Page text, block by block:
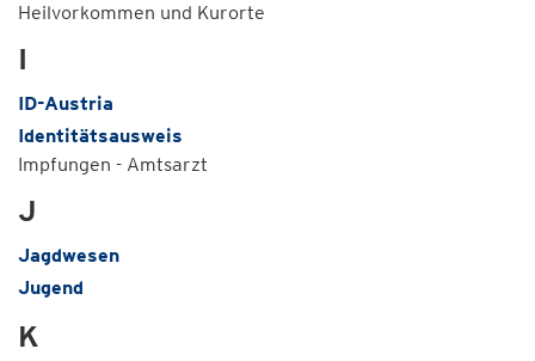
Heilvorkommen und Kurorte
I
ID-Austria
Identitätsausweis
Impfungen - Amtsarzt
J
Jagdwesen
Jugend
K